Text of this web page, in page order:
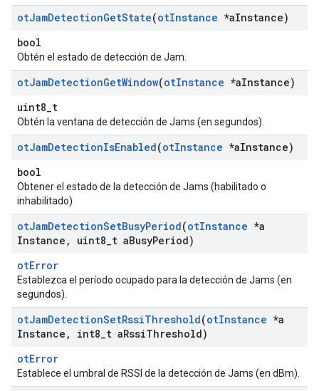
otJamDetectionGetState(otInstance *aInstance)
bool
Obtén el estado de detección de Jam.
otJamDetectionGetWindow(otInstance *aInstance)
uint8_t
Obtén la ventana de detección de Jams (en segundos).
otJamDetectionIsEnabled(otInstance *aInstance)
bool
Obtener el estado de la detección de Jams (habilitado o
inhabilitado)
otJamDetectionSetBusyPeriod(otInstance *a
Instance , uint8 t aBusyPeriod)
otError
Establezca el período ocupado para la detección de Jams (en
segundos).
otJamDetectionSetRssiThreshold(otInstance *a
Instance , int8 t aRssiThreshold)
otError
Establece el umbral de RSSI de la detección de Jams (en dBm).